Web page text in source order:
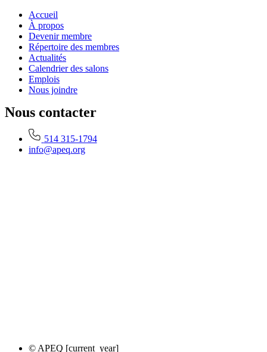
Accueil
À propos
Devenir membre
Répertoire des membres
Actualités
Calendrier des salons
Emplois
Nous joindre
Nous contacter
514 315-1794
info@apeq.org
© APEQ [current_year]